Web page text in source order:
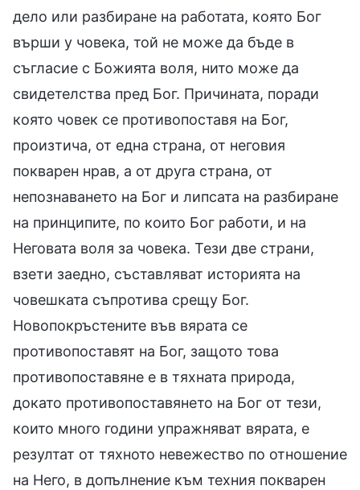
дело или разбиране на работата, която Бог
върши у човека, той не може да бъде в
съгласие с Божията воля, нито може да
свидетелства пред Бог. Причината, поради
която човек се противопоставя на Бог,
произтича, от една страна, от неговия
покварен нрав, а от друга страна, от
непознаването на Бог и липсата на разбиране
на принципите, по които Бог работи, и на
Неговата воля за човека. Тези две страни,
взети заедно, съставляват историята на
човешката съпротива срещу Бог.
Новопокръстените във вярата се
противопоставят на Бог, защото това
противопоставяне е в тяхната природа,
докато противопоставянето на Бог от тези,
които много години упражняват вярата, е
резултат от тяхното невежество по отношение
на Него, в допълнение към техния покварен